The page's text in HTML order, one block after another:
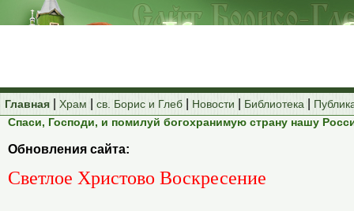
Главная Храм св. Борис и Глеб Новости Библиотека
Спаси, Господи, и помилуй богохранимую страну нашу
Обновления сайта:
Светлое Христово Воскресение